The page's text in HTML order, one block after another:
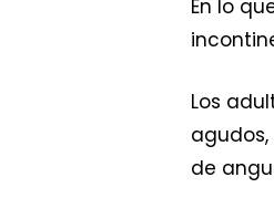
En lo
Los
de